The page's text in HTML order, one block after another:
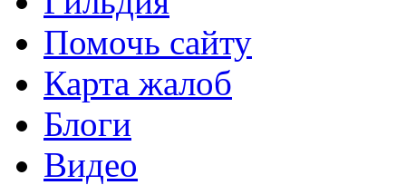
Помочь сайту
Карта жалоб
Блоги
Видео